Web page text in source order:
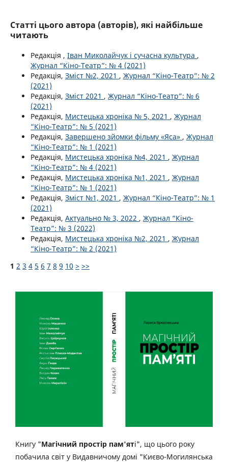
Статті цього автора (авторів), які найбільше
читають
Редакція , Іван Миколайчук і сучасна культура ,
Журнал “Кіно-Театр”: № 4 (2021)
Редакція, Зміст №2, 2021 , Журнал “Кіно-Театр”: № 2
(2021)
Редакція, Зміст 2021 , Журнал “Кіно-Театр”: № 6
(2021)
Редакція, Мистецька хроніка № 5, 2021 , Журнал
“Кіно-Театр”: № 5 (2021)
Редакція, Завершено зйомки фільму «Яса» , Журнал
“Кіно-Театр”: № 1 (2021)
Редакція, Мистецька хроніка №4, 2021 , Журнал
“Кіно-Театр”: № 4 (2021)
Редакція, Мистецька хроніка №1, 2021 , Журнал
“Кіно-Театр”: № 1 (2021)
Редакція, Зміст №1, 2021 , Журнал “Кіно-Театр”: № 1
(2021)
Редакція, Актуально № 3, 2022 , Журнал “Кіно-
Театр”: № 3 (2022)
Редакція, Мистецька хроніка №2, 2021 , Журнал
“Кіно-Театр”: № 2 (2021)
1 2 3 4 5 6 7 8 9 10 > >>
Книгу "Магічний простір пам'яті", що цього року
побачила світ у Видавничому домі "Києво-Могилянська